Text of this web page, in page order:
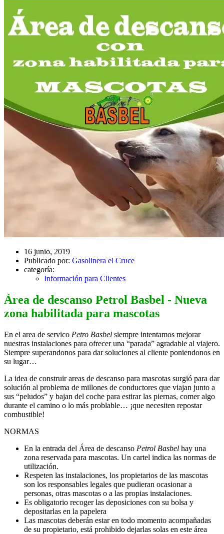
16 junio, 2019
Publicado por: Gasolinera el Cruce
categoría:
Información para Clientes
Área de descanso Petrol Basbel - Nueva
zona habilitada para mascotas
En el area de servico Petro Basbel siempre intentamos mejorar
nuestras instalaciones para ofrecer una “parada” agradable al viajero.
Siempre superandonos para dar soluciones al cliente poniendonos en
su lugar…
La idea de construir areas de descanso para mascotas surgió para dar
solución al problema de millones de conductores que viajan junto a
sus “peludos” y bajan del coche para estirar las piernas, comer algo
durante el camino o lo más problable… ¡que necesiten repostar
combustible!
NORMAS
En la entrada del Área de descanso Petrol Basbel hay una
zona reservada para mascotas. Un cartel indica las normas de
utilización.
Respeten las instalaciones, los propietarios de las mascotas
son los responsables legales que pudieran ocasionar a
personas, otras mascotas o a las propias instalaciones.
Es obligatorio recoger las deposiciones con su bolsa y
depositarlas en la papelera
Las mascotas deberán estar en todo momento acompañadas
de su propietario, está prohibido dejarlas solas en este área